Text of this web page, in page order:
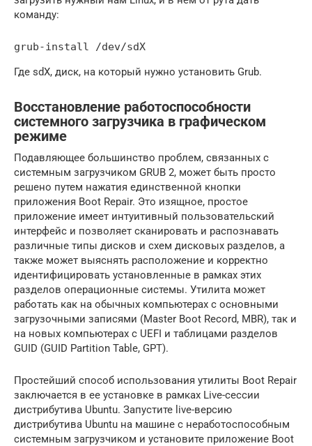
команду:
grub-install /dev/sdX
Где sdX, диск, на который нужно установить Grub.
Восстановление работоспособности
системного загрузчика в графическом
режиме
Подавляющее большинство проблем, связанных с
системным загрузчиком GRUB 2, может быть просто
решено путем нажатия единственной кнопки
приложения Boot Repair. Это изящное, простое
приложение имеет интуитивный пользовательский
интерфейс и позволяет сканировать и распознавать
различные типы дисков и схем дисковых разделов, а
также может выяснять расположение и корректно
идентифицировать установленные в рамках этих
разделов операционные системы. Утилита может
работать как на обычных компьютерах с основными
загрузочными записями (Master Boot Record, MBR), так и
на новых компьютерах с UEFI и таблицами разделов
GUID (GUID Partition Table, GPT).
Простейший способ использования утилиты Boot Repair
заключается в ее установке в рамках Live-сессии
дистрибутива Ubuntu. Запустите live-версию
дистрибутива Ubuntu на машине с неработоспособным
системным загрузчиком и установите приложение Boot